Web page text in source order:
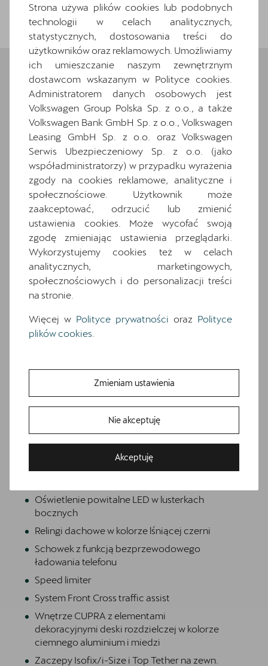
Bezpłatna jazda próbna
Przetestuj model z wybranym silnikiem i skrzynią biegów
Wróć do listy
Wybrane elementy
wyposażenia
Ten samochód bazuje na wersjiFormentor.
Zapoznaj się z wybranymi elementami jego
wyposażenia. O pełną specyfikację zapytaj
dealera.
Wyposażenie standardowe
Wyposażenie dodatkowe i pakiety
18-calowe felgi aluminiowe TEMPEST w
kolorze srebrnym
7 poduszek powietrznych (2 przednie, 2
boczne, 2 kurtyny powietrzne, poduszka
centralna)
Awaryjne wspomaganie kierowaniem i
asystent skrętu
Dwupoziomowa podłoga bagażnika
Gniazdo 12V z przodu i 230V w bagażniku
Informacje o oponach
Media System Plus: 12.9-calowy kolorowy
ekran dotykowy
Osłony przeciwsłoneczne kierowcy i
Oświetlenie powitalne LED w lusterkach
bocznych
Relingi dachowe w kolorze lśniącej czerni
Schowek z funkcją bezprzewodowego
ładowania telefonu
Speed limiter
System Front Cross traffic assist
Wnętrze CUPRA z elementami
dekoracyjnymi deski rozdzielczej w kolorze
ciemnego aluminium i miedzi
Zaczepy Isofix/i-Size i Top Tether na zewn.
Strona używa plików cookies lub podobnych
technologii w celach analitycznych,
statystycznych, dostosowania treści do
użytkowników oraz reklamowych. Umożliwiamy
ich umieszczanie naszym zewnętrznym
dostawcom wskazanym w Polityce cookies.
Administratorem danych osobowych jest
Volkswagen Group Polska Sp. z o.o., a także
Volkswagen Bank GmbH Sp. z o.o., Volkswagen
Leasing GmbH Sp. z o.o. oraz Volkswagen
Serwis Ubezpieczeniowy Sp. z o.o. (jako
współadministratorzy) w przypadku wyrażenia
zgody na cookies reklamowe, analityczne i
społecznościowe. Użytkownik może
zaakceptować, odrzucić lub zmienić
ustawienia cookies. Może wycofać swoją
zgodę zmieniając ustawienia przeglądarki.
Wykorzystujemy cookies też w celach
analitycznych, marketingowych,
społecznościowych i do personalizacji treści
na stronie.
Więcej w Polityce prywatności oraz Polityce
plików cookies
Zmieniam ustawienia
Nie akceptuję
Akceptuję